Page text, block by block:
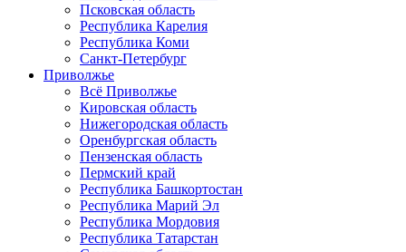
Псковская область
Республика Карелия
Республика Коми
Санкт-Петербург
Приволжье
Всё Приволжье
Кировская область
Нижегородская область
Оренбургская область
Пензенская область
Пермский край
Республика Башкортостан
Республика Марий Эл
Республика Мордовия
Республика Татарстан